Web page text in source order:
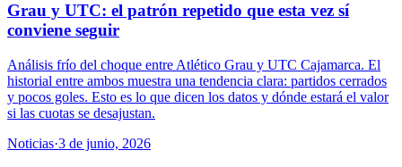
Grau y UTC: el patrón repetido que esta vez sí
conviene seguir
Análisis frío del choque entre Atlético Grau y UTC Cajamarca. El
historial entre ambos muestra una tendencia clara: partidos cerrados
y pocos goles. Esto es lo que dicen los datos y dónde estará el valor
si las cuotas se desajustan.
Noticias·3 de junio, 2026